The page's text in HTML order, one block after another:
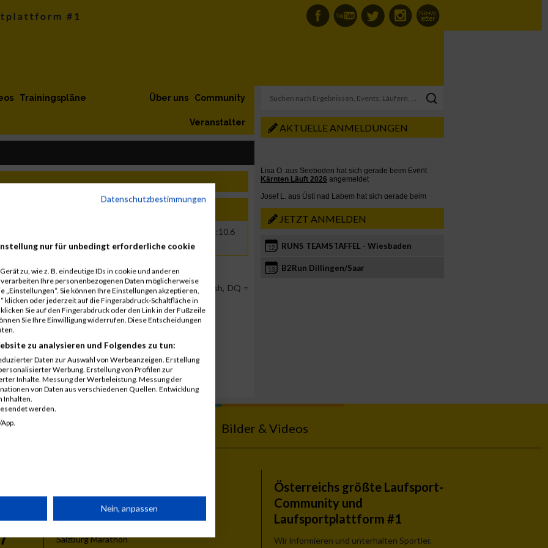
Trainingspläne Community
Über uns
Veranstalter
00:09:10.6
Position, DNS = Did not start, DNF = Did not finish, DQ =
AKTUELLE ANMELDUNGEN
JETZT ANMELDEN
12 RUN5 TEAMSTAFFEL - Wiesbaden
13 B2Run Dillingen/Saar
Bilder & Videos
Vienna City Marathon
Salzburg Marathon
Österreichs größte Laufsport-
Community und
Laufsportplattform #1
Wir informieren und unterhalten Sportler,
Datenschutzbestimmungen
nur für unbedingt erforderliche cookie
zu, wie z. B. eindeutige IDs in cookie und anderen
Ihre personenbezogenen Daten möglicherweise
Sie können Ihre Einstellungen akzeptieren,
klicken oder jederzeit auf die Fingerabdruck-Schaltfläche in
Sie auf den Fingerabdruck oder den Link in der Fußzeile
Sie Ihre Einwilligung widerrufen. Diese Entscheidungen
zu analysieren und Folgendes zu tun:
Daten zur Auswahl von Werbeanzeigen. Erstellung
Werbung. Erstellung von Profilen zur
Inhalte. Messung der Werbeleistung. Messung der
von Daten aus verschiedenen Quellen. Entwicklung
Inhalten.
werden.
Nein, anpassen